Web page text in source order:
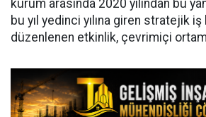
kurum arasında 2020 yılından bu
bu yıl yedinci yılına giren stratejik
düzenlenen etkinlik, çevrimiçi